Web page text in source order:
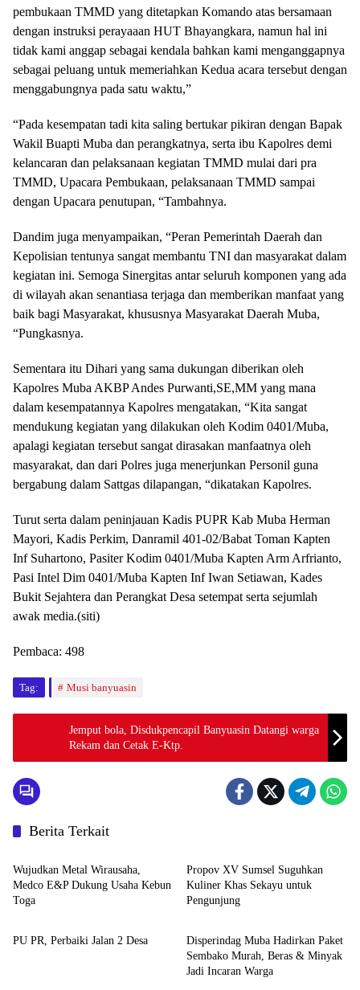
pembukaan TMMD yang ditetapkan Komando atas bersamaan
dengan instruksi perayaaan HUT Bhayangkara, namun hal ini
tidak kami anggap sebagai kendala bahkan kami menganggapnya
sebagai peluang untuk memeriahkan Kedua acara tersebut dengan
menggabungnya pada satu waktu,”
“Pada kesempatan tadi kita saling bertukar pikiran dengan Bapak
Wakil Buapti Muba dan perangkatnya, serta ibu Kapolres demi
kelancaran dan pelaksanaan kegiatan TMMD mulai dari pra
TMMD, Upacara Pembukaan, pelaksanaan TMMD sampai
dengan Upacara penutupan, “Tambahnya.
Dandim juga menyampaikan, “Peran Pemerintah Daerah dan
Kepolisian tentunya sangat membantu TNI dan masyarakat dalam
kegiatan ini. Semoga Sinergitas antar seluruh komponen yang ada
di wilayah akan senantiasa terjaga dan memberikan manfaat yang
baik bagi Masyarakat, khususnya Masyarakat Daerah Muba,
“Pungkasnya.
Sementara itu Dihari yang sama dukungan diberikan oleh
Kapolres Muba AKBP Andes Purwanti,SE,MM yang mana
dalam kesempatannya Kapolres mengatakan, “Kita sangat
mendukung kegiatan yang dilakukan oleh Kodim 0401/Muba,
apalagi kegiatan tersebut sangat dirasakan manfaatnya oleh
masyarakat, dan dari Polres juga menerjunkan Personil guna
bergabung dalam Sattgas dilapangan, “dikatakan Kapolres.
Turut serta dalam peninjauan Kadis PUPR Kab Muba Herman
Mayori, Kadis Perkim, Danramil 401-02/Babat Toman Kapten
Inf Suhartono, Pasiter Kodim 0401/Muba Kapten Arm Arfrianto,
Pasi Intel Dim 0401/Muba Kapten Inf Iwan Setiawan, Kades
Bukit Sejahtera dan Perangkat Desa setempat serta sejumlah
awak media.(siti)
Pembaca: 498
Tag: Musi banyuasin
Jemput bola, Disdukpencapil Banyuasin Datangi warga
Rekam dan Cetak E-Ktp.
Berita Terkait
Advetorial
Wujudkan Metal Wirausaha,
Medco E&P Dukung Usaha Kebun
Toga
Propov XV Sumsel Suguhkan
Kuliner Khas Sekayu untuk
Pengunjung
Musi Banyuasin
PU PR, Perbaiki Jalan 2 Desa
Musi Banyuasin
Disperindag Muba Hadirkan Paket
Sembako Murah, Beras & Minyak
Jadi Incaran Warga
Musi Banyuasin